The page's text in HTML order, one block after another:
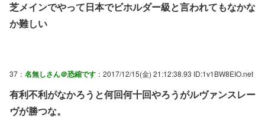
芝メインでやって日本でビホルダー級と言われてもなかな
か難しい
37： 名無しさん＠恐縮です ：2017/12/15(金) 21:12:38.93 ID:1v1BW8EIO.net
有利不利がなかろうと何回何十回やろうがルヴァンスレー
ヴが勝つな。